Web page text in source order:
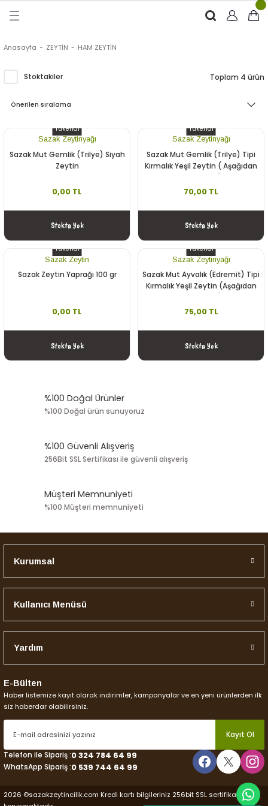
(Soğuk Sıkım)
Kolonyası
(Zeytinyağlı)
Anasayfa ZEYTİN HAM ZEYTİN
Stoktakiler Toplam 4 ürün
Tükendi
Sazak Zeytinyağı
Sazak Mut Gemlik (Trilye) Siyah
Zeytin
0,00 TL
Stokta Yok
Tükendi
Sazak Zeytinyağı
Sazak Mut Gemlik (Trilye) Tipi
Kırmalık Yeşil Zeytin ( Aşağıdan
70,00 TL
Stokta Yok
Tükendi
Sazak Zeytin
Sazak Zeytin Yaprağı 100 gr
0,00 TL
Stokta Yok
Tükendi
Sazak Zeytinyağı
Sazak Mut Ayvalık (Edremit) Tipi
Kırmalık Yeşil Zeytin (Aşağıdan
75,00 TL
Stokta Yok
%100 Doğal Ürünler
%100 Doğal ürün sunuyoruz
%100 Güvenli Alışveriş
256Bit SSL Sertifikası ile güvenli alışveriş
Müşteri Memnuniyeti
%100 Müşteri memnuniyeti
Kurumsal
Kullanıcı Menüsü
Yardım
E-Bülten
Haber listemize kayıt olarak indirimler, kampanyalar ve en yeni ürünlerden ilk
siz haberdar olabilirsiniz.
Kayıt Ol
Telefon ile Sipariş :0 324 784 64 99
WhatsApp Sipariş :0 539 744 64 99
2026 ©sazakzeytincilik.com Kredi kartı bilgileriniz 256bit SSL sertifikası ile